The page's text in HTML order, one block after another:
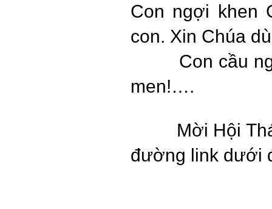
Con ngợi khen
con. Xin Chúa
Con cầu
men!….
Mời Hội
đường link dưới